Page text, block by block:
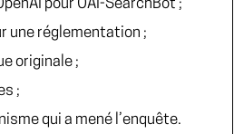
pour OAI-SearchBot ;
une réglementation ;
originale ;
;
qui a mené l’enquête.